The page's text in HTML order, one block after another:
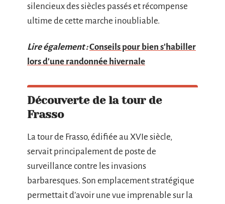
silencieux des siècles passés et récompense
ultime de cette marche inoubliable.
Lire également :Conseils pour bien s'habiller
lors d'une randonnée hivernale
Découverte de la tour de
Frasso
La tour de Frasso, édifiée au XVIe siècle,
servait principalement de poste de
surveillance contre les invasions
barbaresques. Son emplacement stratégique
permettait d’avoir une vue imprenable sur la